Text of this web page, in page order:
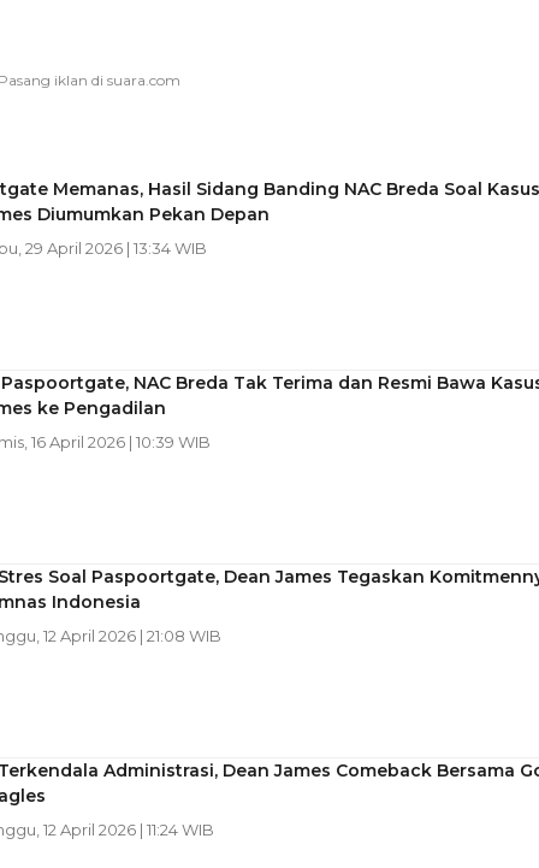
Memanas, Hasil Sidang Banding NAC Breda Soal Kasus
Diumumkan Pekan Depan
29 April 2026 | 13:34 WIB
NAC Breda Tak Terima dan Resmi Bawa
ke Pengadilan
16 April 2026 | 10:39 WIB
Soal Paspoortgate, Dean James Tegaskan
Indonesia
12 April 2026 | 21:08 WIB
Administrasi, Dean James Comeback Bersama
12 April 2026 | 11:24 WIB